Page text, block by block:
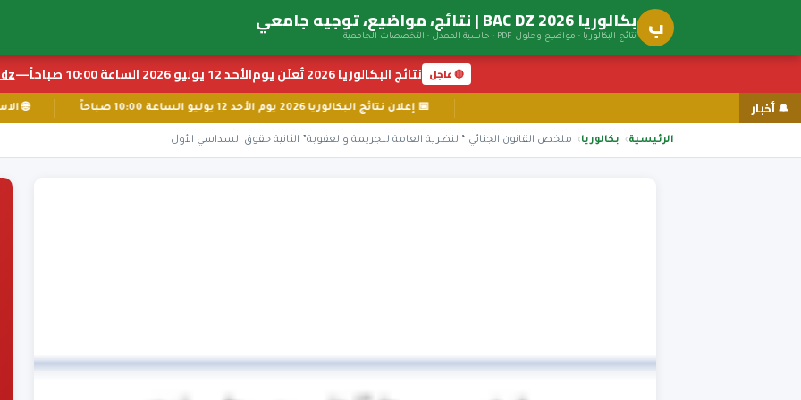
ب بكالوريا BAC DZ 2026 | نتائج، مواضيع، توجيه جامعي
نتائج البكالوريا · مواضيع وحلول PDF · حاسبة المعدل · التخصصات الجامعية
🔴 عاجل نتائج البكالوريا 2026 تُعلَن يوم الأحد 12 يوليو 2026 الساعة 10:00 صباحاً —
←
🔔 أخبار 📅 إعلان نتائج البكالوريا 2026 يوم الأحد 12 يوليو الساعة 10:00 صباحاً
الرئيسية بكالوريا ملخص القانون الجنائي “النظرية العامة للجريمة والعقوبة” الثانية حقوق السداسي الأول